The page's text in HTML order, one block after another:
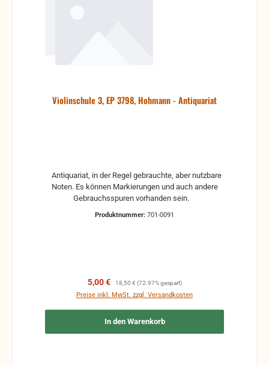
Violinschule 3, EP 3798, Hohmann - Antiquariat
Noten. Es können Markierungen und auch andere
Produktnummer: 701-0091
Verkaufspreis:
5,00 € Regulärer Preis:
18,50 € (72.97% gespart)
Preise inkl. MwSt. zzgl. Versandkosten
In den Warenkorb